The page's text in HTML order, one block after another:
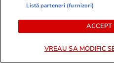
Horoscop
Listă parteneri (furnizori)
ACCEPT
VREAU SA MODIFIC